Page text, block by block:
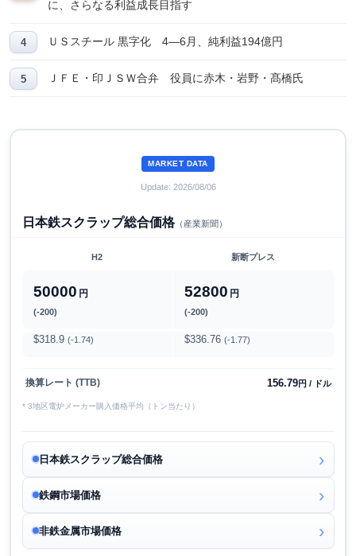
に、さらなる利益成長目指す
ＵＳスチール 黒字化 4―6月、純利益194億円
ＪＦＥ・印ＪＳＷ合弁 役員に赤木・岩野・髙橋氏
MARKET DATA
Update: 2026/08/06
日本鉄スクラップ総合価格（産業新聞）
H2 新断プレス
50000 円
(-200)
52800 円
(-200)
$318.9 (-1.74) $336.76 (-1.77)
換算レート (TTB) 156.79円 / ドル
* 3地区電炉メーカー購入価格平均（トン当たり）
日本鉄スクラップ総合価格
鉄鋼市場価格
非鉄金属市場価格